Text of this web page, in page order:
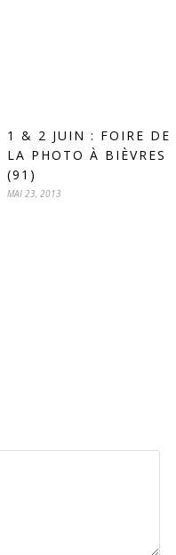
1 & 2 JUIN : FOIRE DE
LA PHOTO À BIÈVRES
(91)
MAI 23, 2013